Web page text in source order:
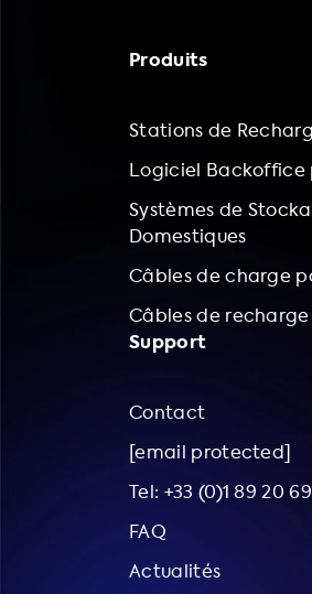
Produits
Stations de
Logiciel Backoffice
Systèmes de
Domestiques
Câbles de charge
Câbles de
Support
Contact
[email protected]
Tel: +33 (0)1 89 20
FAQ
Actualités